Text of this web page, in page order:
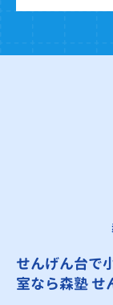
せんげん台で
室なら森塾 せ